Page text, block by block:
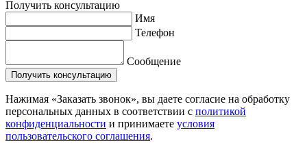
Получить консультацию
Имя
Телефон
Сообщение
Нажимая «Заказать звонок», вы даете согласие на обработку
персональных данных в соответствии с политикой
конфиденциальности и принимаете условия
пользовательского соглашения.